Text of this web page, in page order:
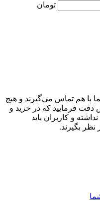
تومان
با هم تماس می‌گیرند و هیچ
دقت فرمایید که در خرید و
و کاربران باید
بگیرند.